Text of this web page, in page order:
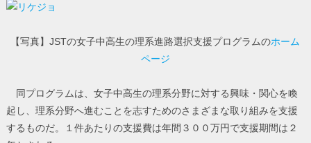
【写真】JSTの女子中高生の理系進路選択支援プログラムのホーム
ページ
同プログラムは、女子中高生の理系分野に対する興味・関心を喚
起し、理系分野へ進むことを志すためのさまざまな取り組みを支援
するものだ。１件あたりの支援費は年間３００万円で支援期間は２